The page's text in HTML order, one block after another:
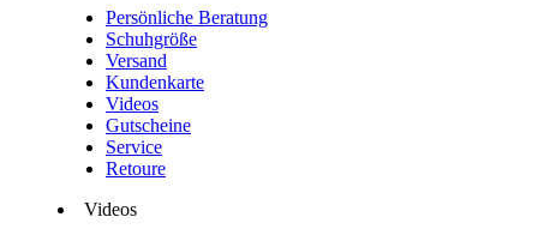
Persönliche Beratung
Schuhgröße
Versand
Kundenkarte
Videos
Gutscheine
Service
Retoure
Videos